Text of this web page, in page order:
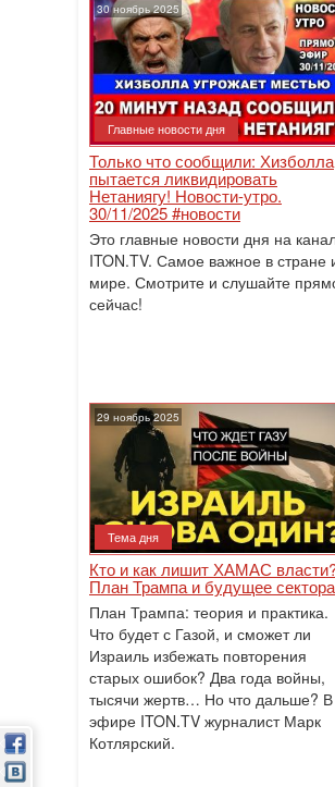
30 ноябрь 2025
Главные новости дня
Только что сообщили: Хизболла
пытается ликвидировать
Нетаниягу! Новости-утро.
30/11/2025 #новости
Это главные новости дня на
ITON.TV. Самое важное в стране
мире. Смотрите и слушайте
сейчас!
29 ноябрь 2025
Тема дня
Кто и как лишит ХАМАС
План Трампа и будущее сектора
План Трампа: теория и практика.
Что будет с Газой, и сможет ли
Израиль избежать повторения
старых ошибок? Два года войны,
тысячи жертв… Но что дальше? В
эфире ITON.TV журналист Марк
Котлярский.